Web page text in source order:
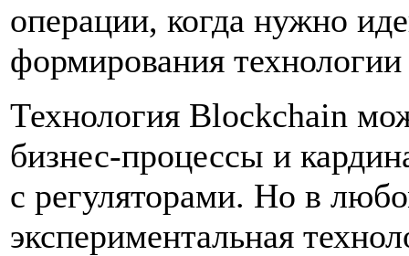
операции, когда нужно
формирования
Технология Blockchain
бизнес-процессы и
с регуляторами. Но в
экспериментальная